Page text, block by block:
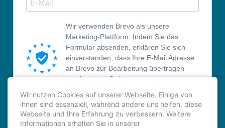
Wir verwenden Brevo als unsere
Marketing-Plattform. Indem Sie das
Formular absenden, erklären Sie sich
einverstanden, dass Ihre E-Mail Adresse
an Brevo zur Bearbeitung übertragen
werden gemäß den
ANMELDEN
Wir nutzen Cookies auf unserer Webseite. Einige von
ihnen sind essenziell, während andere uns helfen, diese
Webseite und Ihre Erfahrung zu verbessern. Weitere
Informationen erhalten Sie in unserer